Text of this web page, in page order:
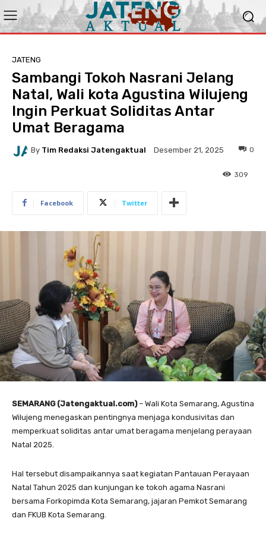
JATENG
Sambangi Tokoh Nasrani Jelang
Natal, Wali kota Agustina Wilujeng
Ingin Perkuat Soliditas Antar
Umat Beragama
By Tim Redaksi Jatengaktual Desember 21, 2025 0
309
Facebook Twitter
SEMARANG (Jatengaktual.com)– Wali Kota Semarang, Agustina
Wilujeng menegaskan pentingnya menjaga kondusivitas dan
memperkuat soliditas antar umat beragama menjelang perayaan
Natal 2025.
Hal tersebut disampaikannya saat kegiatan Pantauan Perayaan
Natal Tahun 2025 dan kunjungan ke tokoh agama Nasrani
bersama Forkopimda Kota Semarang, jajaran Pemkot Semarang
dan FKUB Kota Semarang.